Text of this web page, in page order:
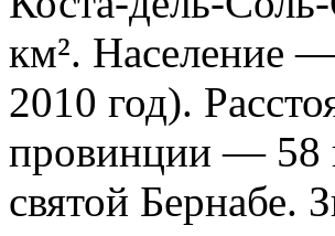
км². Население
2010 год).
провинции — 58
святой Бернабе.